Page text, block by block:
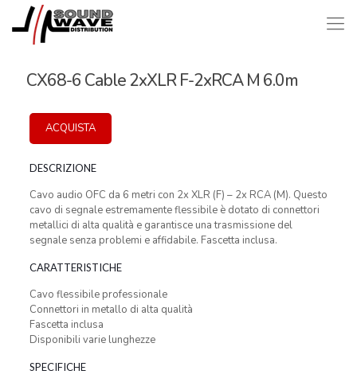
CX68-6 Cable 2xXLR F-2xRCA M 6.0m
ACQUISTA
DESCRIZIONE
Cavo audio OFC da 6 metri con 2x XLR (F) – 2x RCA (M). Questo
cavo di segnale estremamente flessibile è dotato di connettori
metallici di alta qualità e garantisce una trasmissione del
segnale senza problemi e affidabile. Fascetta inclusa.
CARATTERISTICHE
Cavo flessibile professionale
Connettori in metallo di alta qualità
Fascetta inclusa
Disponibili varie lunghezze
SPECIFICHE